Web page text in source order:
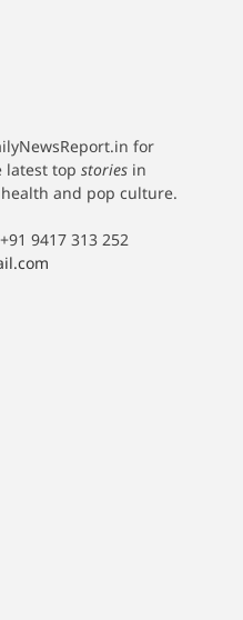
for
latest top stories in
and pop culture.
9417 313 252